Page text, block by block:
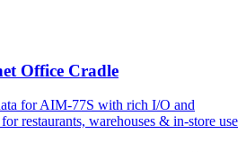
Office Cradle
for AIM-77S with rich I/O and
restaurants, warehouses & in-store use